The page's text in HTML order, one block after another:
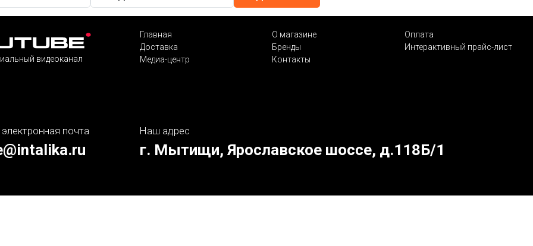
видеоканал
Главная О магазине
Оплата
Доставка
Бренды
Интерактивный прайс-лист
Медиа-центр
Контакты
почта Наш адрес
г. Мытищи, Ярославское шоссе, д.118Б/1